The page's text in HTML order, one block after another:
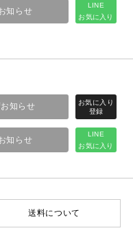
LINE
お気に入り
知らせ
LINE
お気に入り
知らせ
知らせ
送料について